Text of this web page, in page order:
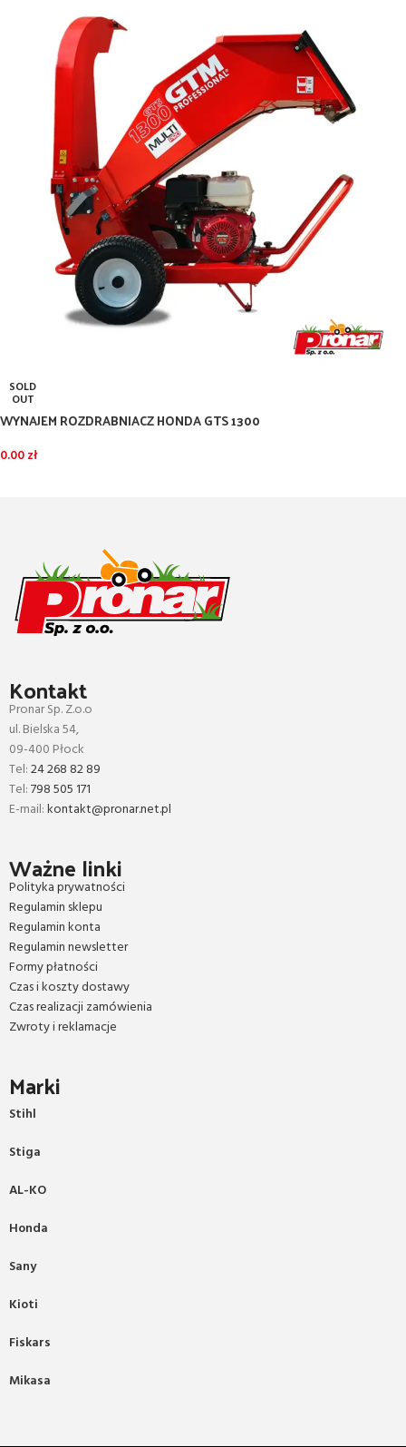
SOLD
OUT
WYNAJEM ROZDRABNIACZ HONDA GTS 1300
0.00zł
Kontakt
Pronar Sp. Z.o.o
ul. Bielska 54,
09-400 Płock
Tel:24 268 82 89
Tel:798 505 171
E-mail:kontakt@pronar.net.pl
Ważne linki
Polityka prywatności
Regulamin sklepu
Regulamin konta
Regulamin newsletter
Formy płatności
Czas i koszty dostawy
Czas realizacji zamówienia
Zwroty i reklamacje
Marki
Stihl
Stiga
AL-KO
Honda
Sany
Kioti
Fiskars
Mikasa